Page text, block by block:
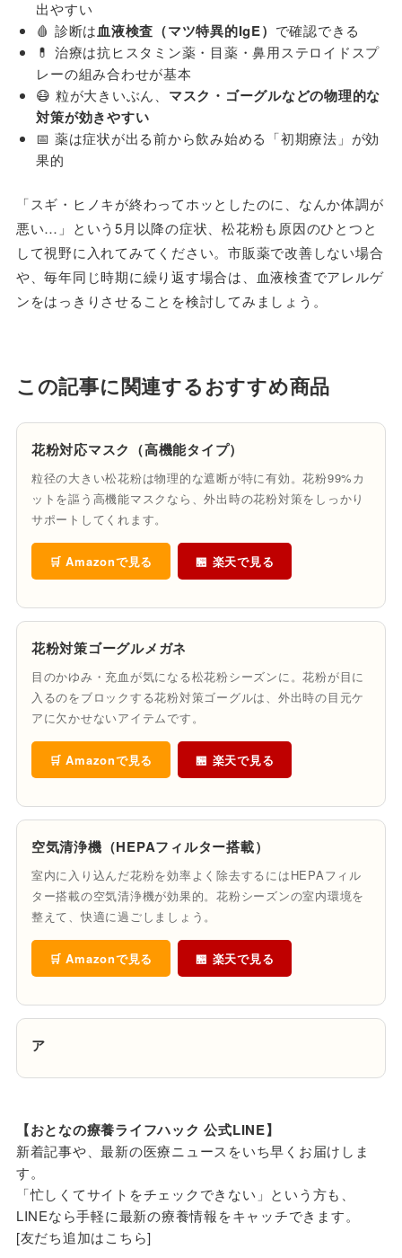
出やすい
🩸 診断は血液検査（マツ特異的IgE） で確認できる
💊 治療は抗ヒスタミン薬・目薬・鼻用ステロイドスプ
レーの組み合わせが基本
😷 粒が大きいぶん、 マスク・ゴーグルなどの物理的な
対策が効きやすい
📅 薬は症状が出る前から飲み始める「初期療法」が効
果的
「スギ・ヒノキが終わってホッとしたのに、なんか体調が
悪い…」という5月以降の症状、松花粉も原因のひとつと
して視野に入れてみてください。市販薬で改善しない場合
や、毎年同じ時期に繰り返す場合は、血液検査でアレルゲ
ンをはっきりさせることを検討してみましょう。
この記事に関連するおすすめ商品
花粉対応マスク（高機能タイプ）
粒径の大きい松花粉は物理的な遮断が特に有効。花粉99%カ
ットを謳う高機能マスクなら、外出時の花粉対策をしっかり
サポートしてくれます。
🛒 Amazonで見る 🏪 楽天で見る
花粉対策ゴーグルメガネ
目のかゆみ・充血が気になる松花粉シーズンに。花粉が目に
入るのをブロックする花粉対策ゴーグルは、外出時の目元ケ
アに欠かせないアイテムです。
🛒 Amazonで見る 🏪 楽天で見る
空気清浄機（HEPAフィルター搭載）
室内に入り込んだ花粉を効率よく除去するにはHEPAフィル
ター搭載の空気清浄機が効果的。花粉シーズンの室内環境を
整えて、快適に過ごしましょう。
🛒 Amazonで見る 🏪 楽天で見る
ア
【おとなの療養ライフハック 公式LINE】
新着記事や、最新の医療ニュースをいち早くお届けしま
す。
「忙しくてサイトをチェックできない」という方も、
LINEなら手軽に最新の療養情報をキャッチできます。
[友だち追加はこちら]